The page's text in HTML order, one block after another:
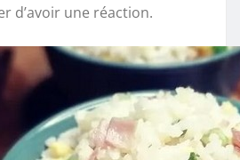
d’avoir une réaction.